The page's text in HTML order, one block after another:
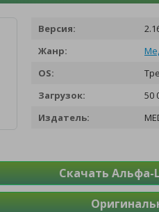
Версия:
Жанр:
OS:
Загрузок:
50
Издатель:
Скачать Альфа-